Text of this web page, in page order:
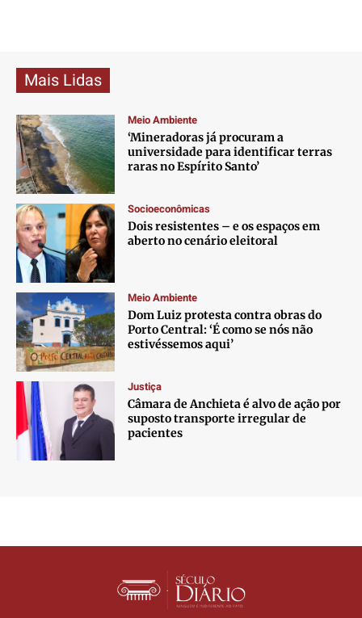
Mais Lidas
Meio Ambiente
‘Mineradoras já procuram a
universidade para identificar terras
raras no Espírito Santo’
Socioeconômicas
Dois resistentes – e os espaços em
aberto no cenário eleitoral
Meio Ambiente
Dom Luiz protesta contra obras do
Porto Central: ‘É como se nós não
estivéssemos aqui’
Justiça
Câmara de Anchieta é alvo de ação por
suposto transporte irregular de
pacientes